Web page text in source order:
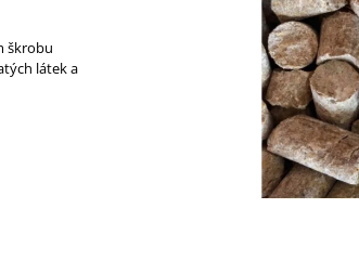
škrobu
látek a